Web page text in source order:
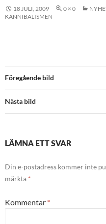
18 JULI, 2009 0 × 0
KANNIBALISMEN
Föregående bild
Nästa bild
LÄMNA ETT SVAR
Din e-postadress kommer inte
märkta *
Kommentar *